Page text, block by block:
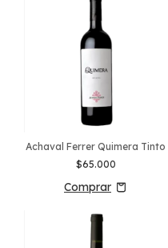
Achaval Ferrer Quimera Tinto
$65.000